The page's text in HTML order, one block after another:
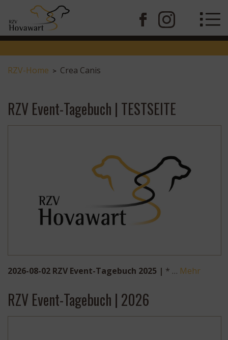
RZV-Home > Crea Canis
RZV Event-Tagebuch | TESTSEITE
2026-08-02 RZV Event-Tagebuch 2025 | * … Mehr
RZV Event-Tagebuch | 2026